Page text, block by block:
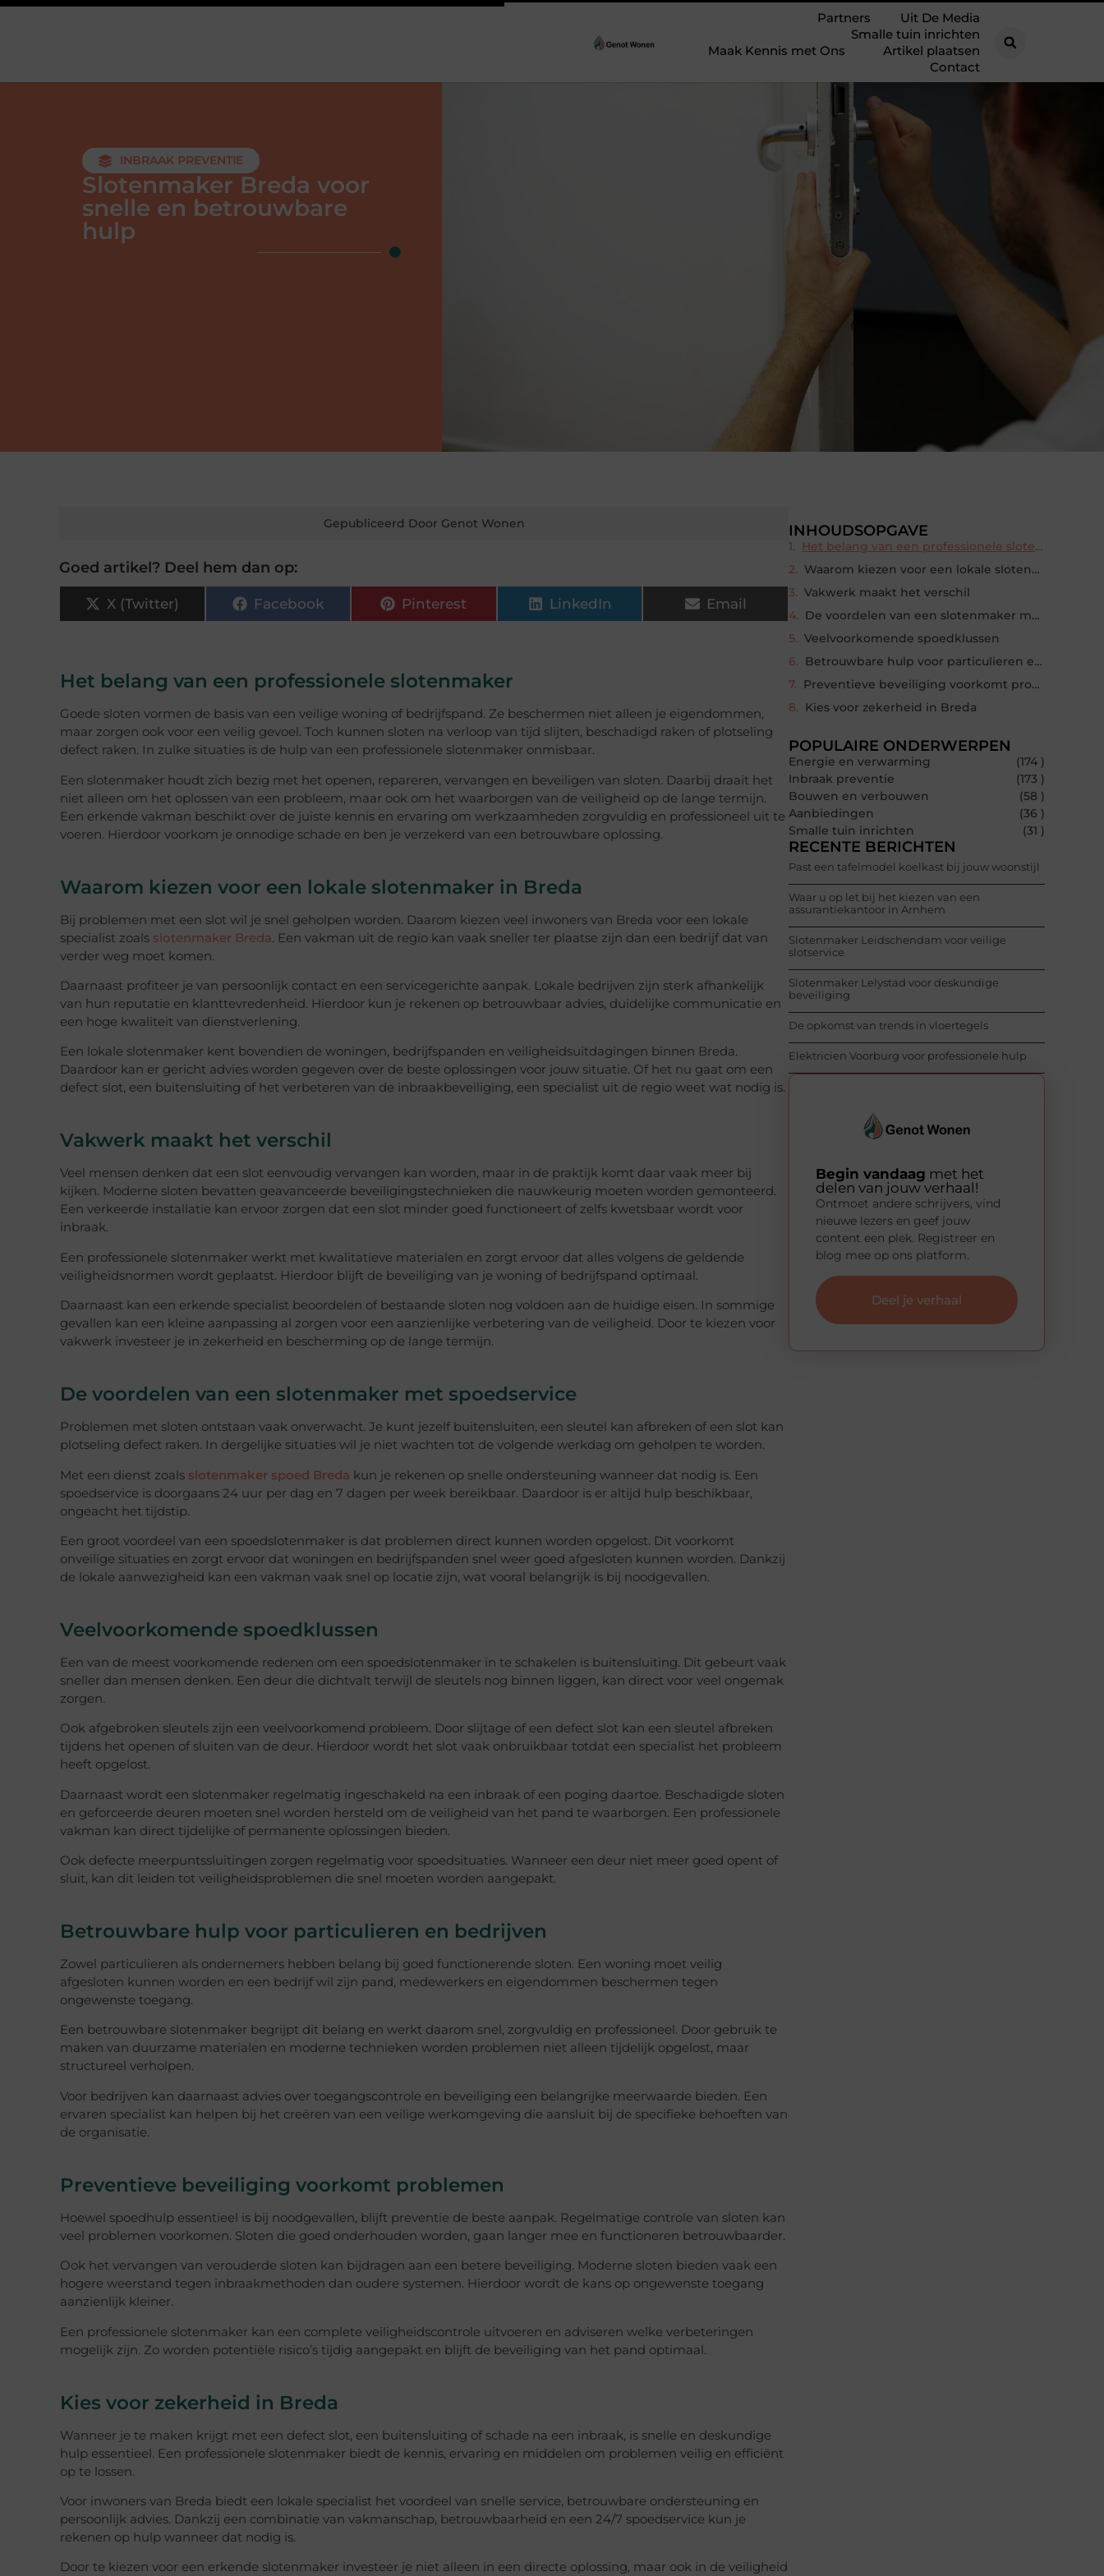
Partners
Uit De Media
Smalle tuin inrichten
Maak Kennis met Ons
Artikel plaatsen
Contact
INBRAAK PREVENTIE
Slotenmaker Breda voor
snelle en betrouwbare
hulp
Gepubliceerd Door Genot Wonen
Goed artikel? Deel hem dan op:
X (Twitter) Facebook Pinterest LinkedIn Email
Het belang van een professionele slotenmaker
Goede sloten vormen de basis van een veilige woning of bedrijfspand. Ze beschermen niet alleen je eigendommen,
maar zorgen ook voor een veilig gevoel. Toch kunnen sloten na verloop van tijd slijten, beschadigd raken of plotseling
defect raken. In zulke situaties is de hulp van een professionele slotenmaker onmisbaar.
Een slotenmaker houdt zich bezig met het openen, repareren, vervangen en beveiligen van sloten. Daarbij draait het
niet alleen om het oplossen van een probleem, maar ook om het waarborgen van de veiligheid op de lange termijn.
Een erkende vakman beschikt over de juiste kennis en ervaring om werkzaamheden zorgvuldig en professioneel uit te
voeren. Hierdoor voorkom je onnodige schade en ben je verzekerd van een betrouwbare oplossing.
Waarom kiezen voor een lokale slotenmaker in Breda
Bij problemen met een slot wil je snel geholpen worden. Daarom kiezen veel inwoners van Breda voor een lokale
specialist zoals slotenmaker Breda. Een vakman uit de regio kan vaak sneller ter plaatse zijn dan een bedrijf dat van
verder weg moet komen.
Daarnaast profiteer je van persoonlijk contact en een servicegerichte aanpak. Lokale bedrijven zijn sterk afhankelijk
van hun reputatie en klanttevredenheid. Hierdoor kun je rekenen op betrouwbaar advies, duidelijke communicatie en
een hoge kwaliteit van dienstverlening.
Een lokale slotenmaker kent bovendien de woningen, bedrijfspanden en veiligheidsuitdagingen binnen Breda.
Daardoor kan er gericht advies worden gegeven over de beste oplossingen voor jouw situatie. Of het nu gaat om een
defect slot, een buitensluiting of het verbeteren van de inbraakbeveiliging, een specialist uit de regio weet wat nodig is.
Vakwerk maakt het verschil
Veel mensen denken dat een slot eenvoudig vervangen kan worden, maar in de praktijk komt daar vaak meer bij
kijken. Moderne sloten bevatten geavanceerde beveiligingstechnieken die nauwkeurig moeten worden gemonteerd.
Een verkeerde installatie kan ervoor zorgen dat een slot minder goed functioneert of zelfs kwetsbaar wordt voor
inbraak.
Een professionele slotenmaker werkt met kwalitatieve materialen en zorgt ervoor dat alles volgens de geldende
veiligheidsnormen wordt geplaatst. Hierdoor blijft de beveiliging van je woning of bedrijfspand optimaal.
Daarnaast kan een erkende specialist beoordelen of bestaande sloten nog voldoen aan de huidige eisen. In sommige
gevallen kan een kleine aanpassing al zorgen voor een aanzienlijke verbetering van de veiligheid. Door te kiezen voor
vakwerk investeer je in zekerheid en bescherming op de lange termijn.
De voordelen van een slotenmaker met spoedservice
Problemen met sloten ontstaan vaak onverwacht. Je kunt jezelf buitensluiten, een sleutel kan afbreken of een slot kan
plotseling defect raken. In dergelijke situaties wil je niet wachten tot de volgende werkdag om geholpen te worden.
Met een dienst zoals slotenmaker spoed Breda kun je rekenen op snelle ondersteuning wanneer dat nodig is. Een
spoedservice is doorgaans 24 uur per dag en 7 dagen per week bereikbaar. Daardoor is er altijd hulp beschikbaar,
ongeacht het tijdstip.
Een groot voordeel van een spoedslotenmaker is dat problemen direct kunnen worden opgelost. Dit voorkomt
onveilige situaties en zorgt ervoor dat woningen en bedrijfspanden snel weer goed afgesloten kunnen worden. Dankzij
de lokale aanwezigheid kan een vakman vaak snel op locatie zijn, wat vooral belangrijk is bij noodgevallen.
Veelvoorkomende spoedklussen
Een van de meest voorkomende redenen om een spoedslotenmaker in te schakelen is buitensluiting. Dit gebeurt vaak
sneller dan mensen denken. Een deur die dichtvalt terwijl de sleutels nog binnen liggen, kan direct voor veel ongemak
zorgen.
Ook afgebroken sleutels zijn een veelvoorkomend probleem. Door slijtage of een defect slot kan een sleutel afbreken
tijdens het openen of sluiten van de deur. Hierdoor wordt het slot vaak onbruikbaar totdat een specialist het probleem
heeft opgelost.
Daarnaast wordt een slotenmaker regelmatig ingeschakeld na een inbraak of een poging daartoe. Beschadigde sloten
en geforceerde deuren moeten snel worden hersteld om de veiligheid van het pand te waarborgen. Een professionele
vakman kan direct tijdelijke of permanente oplossingen bieden.
Ook defecte meerpuntssluitingen zorgen regelmatig voor spoedsituaties. Wanneer een deur niet meer goed opent of
sluit, kan dit leiden tot veiligheidsproblemen die snel moeten worden aangepakt.
Betrouwbare hulp voor particulieren en bedrijven
Zowel particulieren als ondernemers hebben belang bij goed functionerende sloten. Een woning moet veilig
afgesloten kunnen worden en een bedrijf wil zijn pand, medewerkers en eigendommen beschermen tegen
ongewenste toegang.
Een betrouwbare slotenmaker begrijpt dit belang en werkt daarom snel, zorgvuldig en professioneel. Door gebruik te
maken van duurzame materialen en moderne technieken worden problemen niet alleen tijdelijk opgelost, maar
structureel verholpen.
Voor bedrijven kan daarnaast advies over toegangscontrole en beveiliging een belangrijke meerwaarde bieden. Een
ervaren specialist kan helpen bij het creëren van een veilige werkomgeving die aansluit bij de specifieke behoeften van
de organisatie.
Preventieve beveiliging voorkomt problemen
Hoewel spoedhulp essentieel is bij noodgevallen, blijft preventie de beste aanpak. Regelmatige controle van sloten kan
veel problemen voorkomen. Sloten die goed onderhouden worden, gaan langer mee en functioneren betrouwbaarder.
Ook het vervangen van verouderde sloten kan bijdragen aan een betere beveiliging. Moderne sloten bieden vaak een
hogere weerstand tegen inbraakmethoden dan oudere systemen. Hierdoor wordt de kans op ongewenste toegang
aanzienlijk kleiner.
Een professionele slotenmaker kan een complete veiligheidscontrole uitvoeren en adviseren welke verbeteringen
mogelijk zijn. Zo worden potentiële risico’s tijdig aangepakt en blijft de beveiliging van het pand optimaal.
Kies voor zekerheid in Breda
Wanneer je te maken krijgt met een defect slot, een buitensluiting of schade na een inbraak, is snelle en deskundige
hulp essentieel. Een professionele slotenmaker biedt de kennis, ervaring en middelen om problemen veilig en efficiënt
op te lossen.
Voor inwoners van Breda biedt een lokale specialist het voordeel van snelle service, betrouwbare ondersteuning en
persoonlijk advies. Dankzij een combinatie van vakmanschap, betrouwbaarheid en een 24/7 spoedservice kun je
rekenen op hulp wanneer dat nodig is.
Door te kiezen voor een erkende slotenmaker investeer je niet alleen in een directe oplossing, maar ook in de veiligheid
INHOUDSOPGAVE
Het belang van een professionele slotenmaker
Waarom kiezen voor een lokale slotenmaker in Breda
Vakwerk maakt het verschil
De voordelen van een slotenmaker met spoedservice
Veelvoorkomende spoedklussen
Betrouwbare hulp voor particulieren en bedrijven
Preventieve beveiliging voorkomt problemen
Kies voor zekerheid in Breda
POPULAIRE ONDERWERPEN
Energie en verwarming
(174 )
Inbraak preventie
(173 )
Bouwen en verbouwen
(58 )
Aanbiedingen
(36 )
Smalle tuin inrichten
(31 )
RECENTE BERICHTEN
Past een tafelmodel koelkast bij jouw woonstijl
Waar u op let bij het kiezen van een
assurantiekantoor in Arnhem
Slotenmaker Leidschendam voor veilige
slotservice
Slotenmaker Lelystad voor deskundige
beveiliging
De opkomst van trends in vloertegels
Elektricien Voorburg voor professionele hulp
Begin vandaag met het
delen van jouw verhaal!
Ontmoet andere schrijvers, vind
nieuwe lezers en geef jouw
content een plek. Registreer en
blog mee op ons platform.
Deel je verhaal